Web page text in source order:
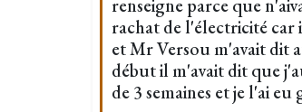
renseigne parce que
rachat de l'électricité
et Mr Versou m'avait dit
début il m'avait dit que
de 3 semaines et je l'ai eu